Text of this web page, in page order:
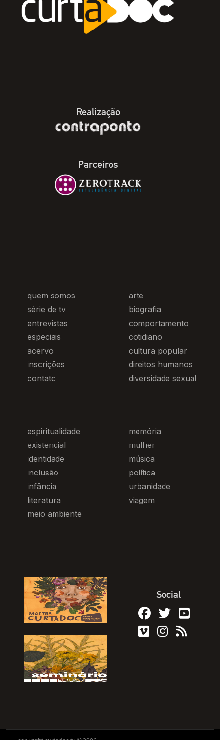
Realização
Parceiros
quem somos
série de tv
entrevistas
especiais
acervo
inscrições
contato
arte
biografia
comportamento
cotidiano
cultura popular
direitos humanos
diversidade sexual
espiritualidade
existencial
identidade
inclusão
infância
literatura
meio ambiente
memória
mulher
música
política
urbanidade
viagem
Social